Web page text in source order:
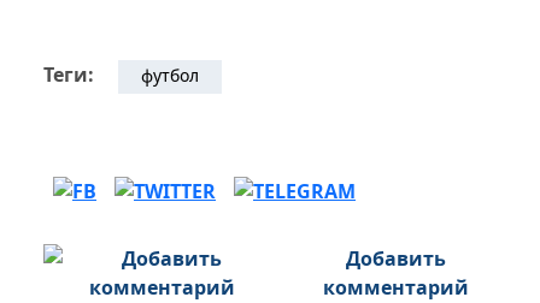
Теги: футбол
Добавить
комментарий